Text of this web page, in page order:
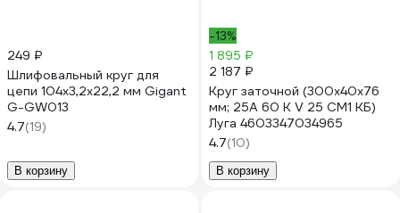
249 ₽
Шлифовальный круг для
цепи 104x3,2x22,2 мм Gigant
G-GW013
4.7(19)
В корзину
-13%
1 895 ₽
2 187 ₽
Круг заточной (300х40х76
мм; 25А 60 К V 25 СМ1 КБ)
Луга 4603347034965
4.7(10)
В корзину